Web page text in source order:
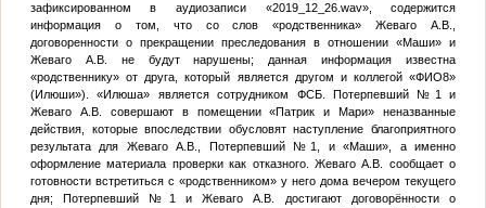
зафиксированном в аудиозаписи «2019_12_26.wav», содержится
информация о том, что со слов «родственника» Жеваго А.В.,
договоренности о прекращении преследования в отношении «Маши» и
Жеваго А.В. не будут нарушены; данная информация известна
«родственнику» от друга, который является другом и коллегой «ФИО8»
(Илюши»). «Илюша» является сотрудником ФСБ.
Потерпевший №1и
Жеваго А.В. совершают в помещении «Патрик и Мари» неназванные
действия, которые впоследствии обусловят наступление благоприятного
результата для Жеваго А.В.,
Потерпевший №1, и «Маши», а именно
оформление материала проверки как отказного. Жеваго А.В. сообщает о
готовности встретиться с «родственником» у него дома вечером текущего
дня;
Потерпевший №1и Жеваго А.В. достигают договорённости о